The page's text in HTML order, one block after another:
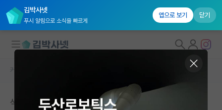
김박사넷
푸시 알림으로 소식을 빠르게
앱으로 보기 닫기
국내대학원 정보
커뮤니티 홈
석사 그만하기로 했습니다